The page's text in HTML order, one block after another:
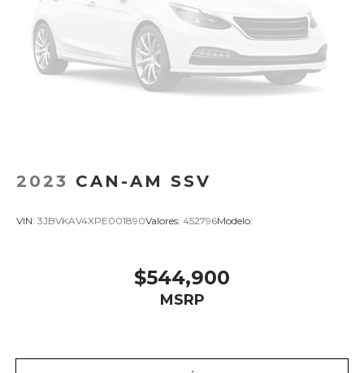
2023 CAN-AM SSV
VIN: 3JBVKAV4XPE001890Valores: 452796Modelo:
$544,900
MSRP